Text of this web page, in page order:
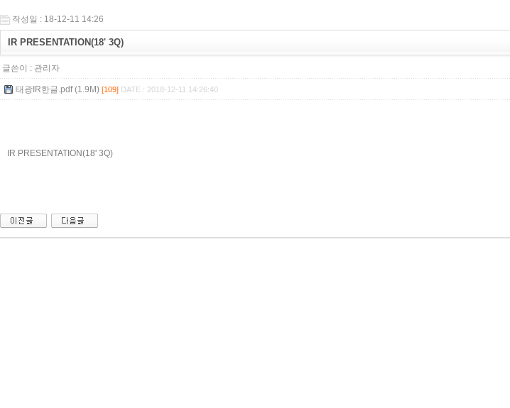
작성일 : 18-12-11 14:26
IR PRESENTATION(18' 3Q)
글쓴이 : 관리자
태광IR한글.pdf (1.9M) [109] DATE : 2018-12-11 14:26:40
IR PRESENTATION(18' 3Q)